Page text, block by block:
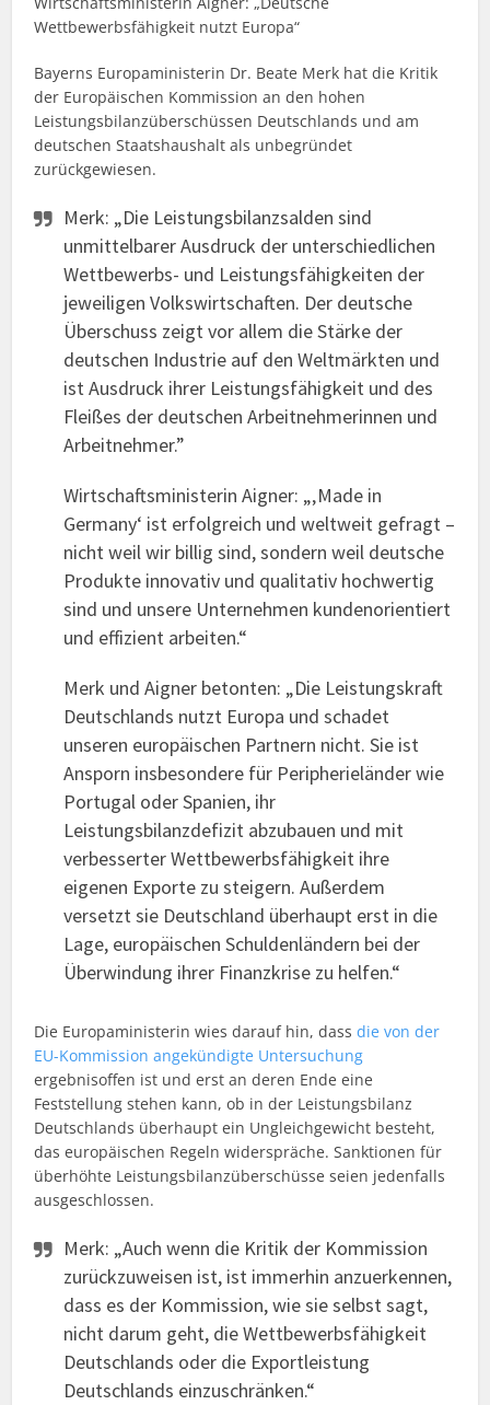
Wettbewerbsfähigkeit nutzt Europa“
Bayerns Europaministerin Dr. Beate Merk hat die Kritik
der Europäischen Kommission an den hohen
Leistungsbilanzüberschüssen Deutschlands und am
deutschen Staatshaushalt als unbegründet
zurückgewiesen.
Merk: „Die Leistungsbilanzsalden sind
unmittelbarer Ausdruck der unterschiedlichen
Wettbewerbs- und Leistungsfähigkeiten der
jeweiligen Volkswirtschaften. Der deutsche
Überschuss zeigt vor allem die Stärke der
deutschen Industrie auf den Weltmärkten und
ist Ausdruck ihrer Leistungsfähigkeit und des
Fleißes der deutschen Arbeitnehmerinnen und
Arbeitnehmer.”
Wirtschaftsministerin Aigner: „‚Made in
Germany‘ ist erfolgreich und weltweit gefragt –
nicht weil wir billig sind, sondern weil deutsche
Produkte innovativ und qualitativ hochwertig
sind und unsere Unternehmen kundenorientiert
und effizient arbeiten.“
Merk und Aigner betonten: „Die Leistungskraft
Deutschlands nutzt Europa und schadet
unseren europäischen Partnern nicht. Sie ist
Ansporn insbesondere für Peripherieländer wie
Portugal oder Spanien, ihr
Leistungsbilanzdefizit abzubauen und mit
verbesserter Wettbewerbsfähigkeit ihre
eigenen Exporte zu steigern. Außerdem
versetzt sie Deutschland überhaupt erst in die
Lage, europäischen Schuldenländern bei der
Überwindung ihrer Finanzkrise zu helfen.“
Die Europaministerin wies darauf hin, dassdie von der
EU-Kommission angekündigte Untersuchung
ergebnisoffen ist und erst an deren Ende eine
Feststellung stehen kann, ob in der Leistungsbilanz
Deutschlands überhaupt ein Ungleichgewicht besteht,
das europäischen Regeln widerspräche. Sanktionen für
überhöhte Leistungsbilanzüberschüsse seien jedenfalls
ausgeschlossen.
Merk: „Auch wenn die Kritik der Kommission
zurückzuweisen ist, ist immerhin anzuerkennen,
dass es der Kommission, wie sie selbst sagt,
nicht darum geht, die Wettbewerbsfähigkeit
Deutschlands oder die Exportleistung
Deutschlands einzuschränken.“